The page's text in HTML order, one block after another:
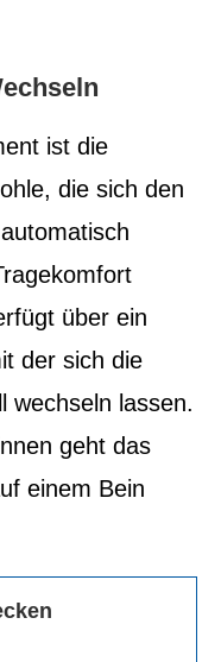
ist die
die sich den
über ein
der sich die
wechseln lassen.
geht das
einem Bein